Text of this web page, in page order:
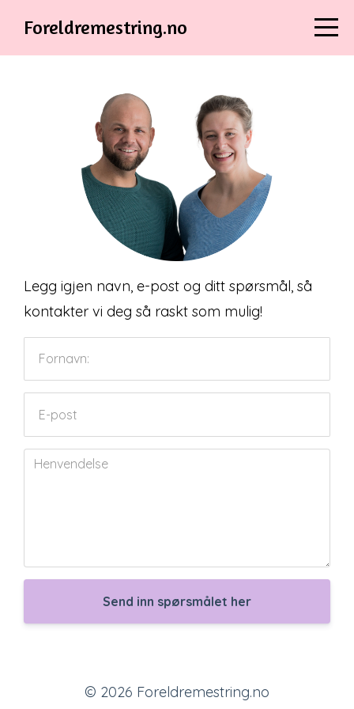
Foreldremestring.no
Legg igjen navn, e-post og ditt spørsmål, så
kontakter vi deg så raskt som mulig!
Send inn spørsmålet her
© 2026 Foreldremestring.no